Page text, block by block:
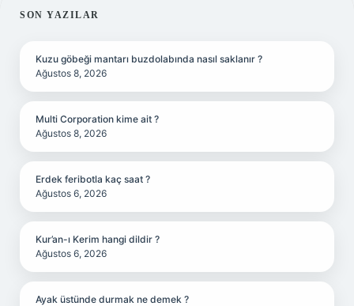
SIDEBAR
SON YAZILAR
Kuzu göbeği mantarı buzdolabında nasıl saklanır ?
Ağustos 8, 2026
Multi Corporation kime ait ?
Ağustos 8, 2026
Erdek feribotla kaç saat ?
Ağustos 6, 2026
Kur’an-ı Kerim hangi dildir ?
Ağustos 6, 2026
Ayak üstünde durmak ne demek ?